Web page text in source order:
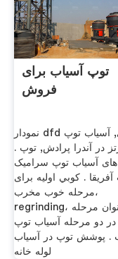
توپ آسیاب برای
فروش
نمودار dfd برای, آسیاب توپ
در آندرا پرادش, توپ .
آسیاب توپ سرامیک
. كوبي اولیه برای
مرحله خوب مخرب،
regrinding، و به عنوان مرحله
دو مرحله آسیاب توپ
. پوشش توپ در آسیاب
لوله خانه